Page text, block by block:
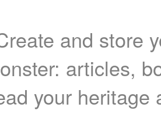
and store
articles,
your heritage